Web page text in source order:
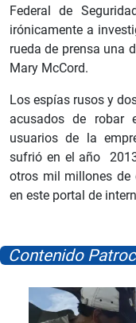
Federal de
irónicamente a
rueda de prensa una
Mary McCord.
Los espías rusos y
acusados de robar
usuarios de la
sufrió en el año
otros mil millones de
en este portal de
Contenido